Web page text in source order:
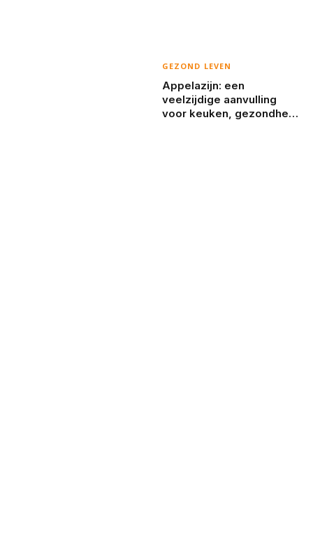
GEZOND LEVEN
Appelazijn: een
veelzijdige aanvulling
voor keuken, gezondheid